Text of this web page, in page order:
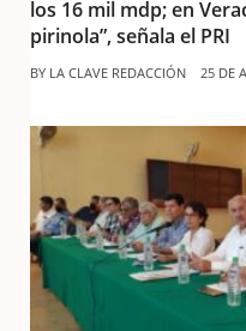
los 16 mil mdp; en
pirinola”, señala el PRI
BY LA CLAVE REDACCIÓN 25 DE